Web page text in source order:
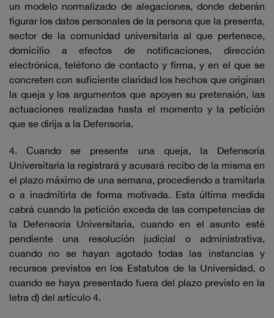
un modelo normalizado de alegaciones, donde deberán
figurar los datos personales de la persona que la presenta,
sector de la comunidad universitaria al que pertenece,
domicilio a efectos de notificaciones, dirección
electrónica, teléfono de contacto y firma, y en el que se
concreten con suficiente claridad los hechos que originan
la queja y los argumentos que apoyen su pretensión, las
actuaciones realizadas hasta el momento y la petición
que se dirija a la Defensoría.
4. Cuando se presente una queja, la Defensoría
Universitaria la registrará y acusará recibo de la misma en
el plazo máximo de una semana, procediendo a tramitarla
o a inadmitirla de forma motivada. Esta última medida
cabrá cuando la petición exceda de las competencias de
la Defensoría Universitaria, cuando en el asunto esté
pendiente una resolución judicial o administrativa,
cuando no se hayan agotado todas las instancias y
recursos previstos en los Estatutos de la Universidad, o
cuando se haya presentado fuera del plazo previsto en la
letra d) del artículo 4.